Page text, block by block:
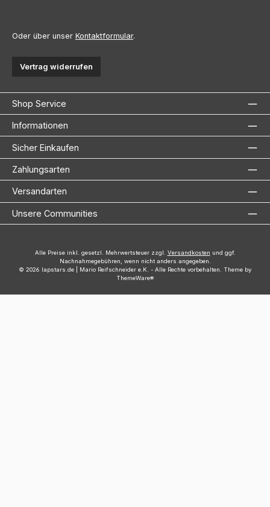
Oder über unser Kontaktformular.
Vertrag widerrufen
Shop Service
Informationen
Sicher Einkaufen
Zahlungsarten
Versandarten
Unsere Communities
Alle Preise inkl. gesetzl. Mehrwertsteuer zzgl. Versandkosten und ggf.
Nachnahmegebühren, wenn nicht anders angegeben.
© 2026 lapstars.de | Mario Reifschneider e.K. - Alle Rechte vorbehalten. Theme by
ThemeWare®